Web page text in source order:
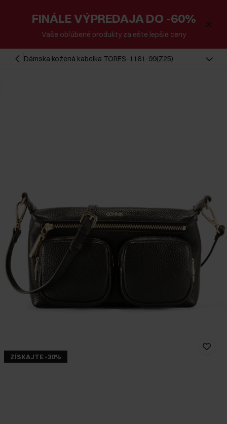
FINÁLE VÝPREDAJA DO -60%
Vaše obľúbené produkty za ešte lepšie ceny
Dámska kožená kabelka TORES-1161-99(Z25)
ZÍSKAJTE -30%